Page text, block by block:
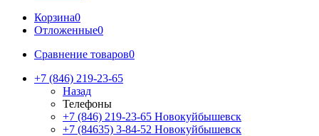
Корзина0
Отложенные0
Сравнение товаров0
+7 (846) 219-23-65
Назад
Телефоны
+7 (846) 219-23-65 Новокуйбышевск
+7 (84635) 3-84-52 Новокуйбышевск